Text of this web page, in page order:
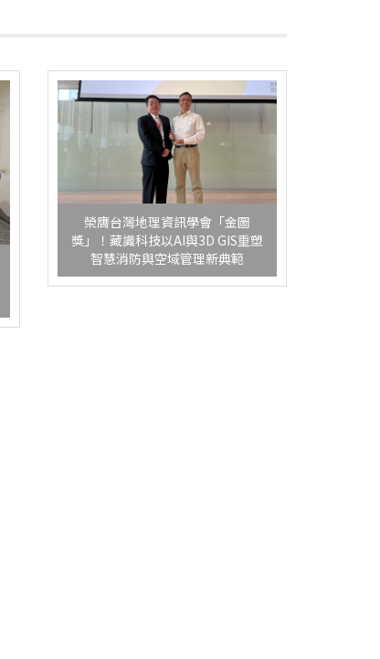
榮膺台灣地理資訊學會「金圖
獎」！藏識科技以AI與3D GIS重塑
智慧消防與空域管理新典範